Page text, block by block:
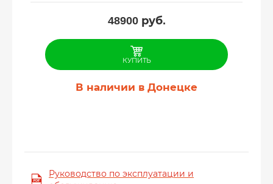
48900руб.
КУПИТЬ
В наличии в Донецке
Руководство по эксплуатации и